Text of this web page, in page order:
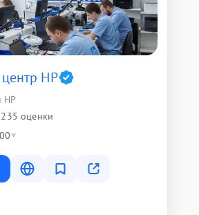
HP
HP
235 оценки